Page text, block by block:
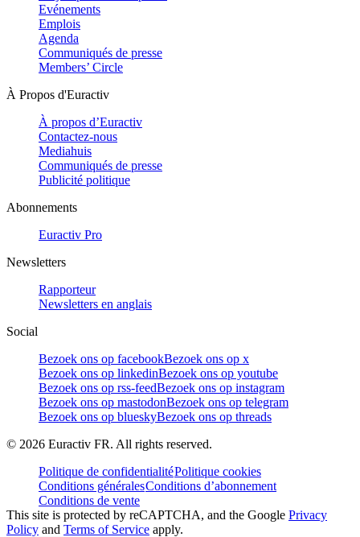
Evénements
Emplois
Agenda
Communiqués de presse
Members’ Circle
À Propos d'Euractiv
À propos d’Euractiv
Contactez-nous
Mediahuis
Communiqués de presse
Publicité politique
Abonnements
Euractiv Pro
Newsletters
Rapporteur
Newsletters en anglais
Social
Bezoek ons op facebookBezoek ons op x
Bezoek ons op linkedinBezoek ons op youtube
Bezoek ons op rss-feedBezoek ons op instagram
Bezoek ons op mastodonBezoek ons op telegram
Bezoek ons op blueskyBezoek ons op threads
© 2026 Euractiv FR. All rights reserved.
Politique de confidentialitéPolitique cookies
Conditions généralesConditions d’abonnement
Conditions de vente
This site is protected by reCAPTCHA, and the Google Privacy
Policy and Terms of Service apply.